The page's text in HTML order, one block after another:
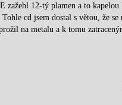
12-tý plamen a to
cd jsem dostal s větou, že se
na metalu a k tomu